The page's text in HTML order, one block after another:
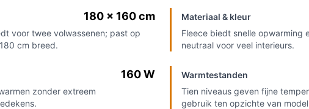
180 × 160 cm
voor twee volwassenen; past op
cm breed.
Materiaal & kleur
Fleece biedt snelle opwarming
neutraal voor veel interieurs.
160 W
zonder extreem
Warmtestanden
Tien niveaus geven fijne
gebruik ten opzichte van